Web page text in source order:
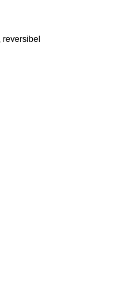
reversibel